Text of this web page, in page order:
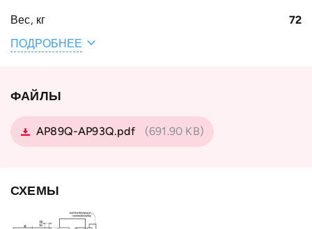
Вес, кг 72
Наружный
Тип профиля
Тип
фланца
Страна
ПОДРОБНЕЕ
ФАЙЛЫ
AP89Q-AP93Q.pdf (691.90 KB)
СХЕМЫ